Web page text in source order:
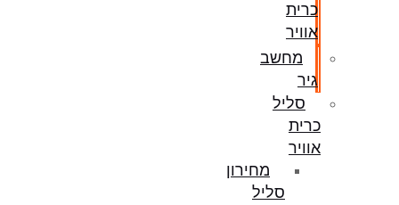
כרית
אוויר
מחשב
גיר
סליל
כרית
אוויר
מחירון
סליל